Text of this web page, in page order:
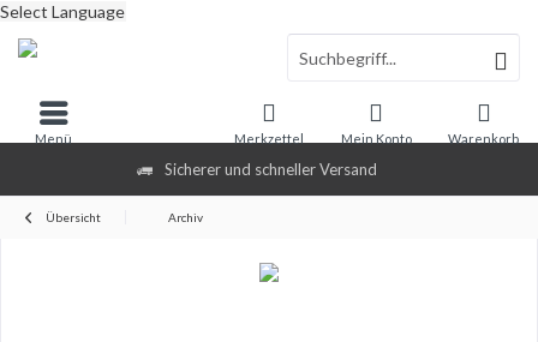
Sicherer und schneller Versand
Select Language
Warenkorb
Merkzettel Mein Konto
Menü
Übersicht Archiv